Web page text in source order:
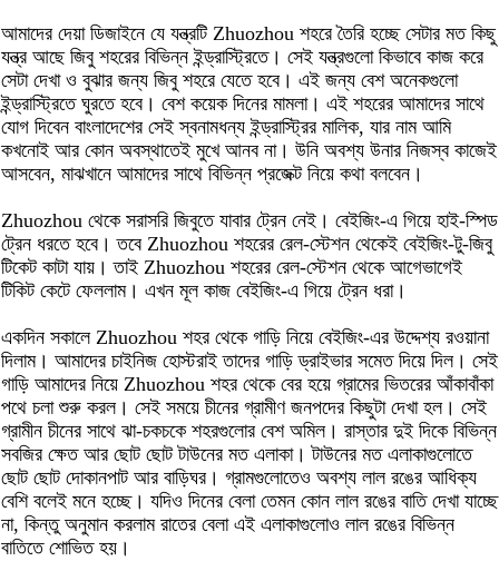
আমাদের দেয়া ডিজাইনে যে যন্ত্রটি Zhuozhou শহরে তৈরি হচ্ছে সেটার মত কিছু
যন্ত্র আছে জিবু শহরের বিভিন্ন ইন্ড্রাস্ট্রিতে। সেই যন্ত্রগুলো কিভাবে কাজ করে
সেটা দেখা ও বুঝার জন্য জিবু শহরে যেতে হবে। এই জন্য বেশ অনেকগুলো
ইন্ড্রাস্ট্রিতে ঘুরতে হবে। বেশ কয়েক দিনের মামলা। এই শহরের আমাদের সাথে
যোগ দিবেন বাংলাদেশের সেই স্বনামধন্য ইন্ড্রাস্ট্রির মালিক, যার নাম আমি
কখনোই আর কোন অবস্থাতেই মুখে আনব না। উনি অবশ্য উনার নিজস্ব কাজেই
আসবেন, মাঝখানে আমাদের সাথে বিভিন্ন প্রজেক্ট নিয়ে কথা বলবেন।
Zhuozhou থেকে সরাসরি জিবুতে যাবার ট্রেন নেই। বেইজিং-এ গিয়ে হাই-স্পিড
ট্রেন ধরতে হবে। তবে Zhuozhou শহরের রেল-স্টেশন থেকেই বেইজিং-টু-জিবু
টিকেট কাটা যায়। তাই Zhuozhou শহরের রেল-স্টেশন থেকে আগেভাগেই
টিকিট কেটে ফেললাম। এখন মূল কাজ বেইজিং-এ গিয়ে ট্রেন ধরা।
একদিন সকালে Zhuozhou শহর থেকে গাড়ি নিয়ে বেইজিং-এর উদ্দেশ্য রওয়ানা
দিলাম। আমাদের চাইনিজ হোস্টরাই তাদের গাড়ি ড্রাইভার সমেত দিয়ে দিল। সেই
গাড়ি আমাদের নিয়ে Zhuozhou শহর থেকে বের হয়ে গ্রামের ভিতরের আঁকাবাঁকা
পথে চলা শুরু করল। সেই সময়ে চীনের গ্রামীণ জনপদের কিছুটা দেখা হল। সেই
গ্রামীন চীনের সাথে ঝা-চকচকে শহরগুলোর বেশ অমিল। রাস্তার দুই দিকে বিভিন্ন
সবজির ক্ষেত আর ছোট ছোট টাউনের মত এলাকা। টাউনের মত এলাকাগুলোতে
ছোট ছোট দোকানপাট আর বাড়িঘর। গ্রামগুলোতেও অবশ্য লাল রঙের আধিক্য
বেশি বলেই মনে হচ্ছে। যদিও দিনের বেলা তেমন কোন লাল রঙের বাতি দেখা যাচ্ছে
না, কিন্তু অনুমান করলাম রাতের বেলা এই এলাকাগুলোও লাল রঙের বিভিন্ন
বাতিতে শোভিত হয়।